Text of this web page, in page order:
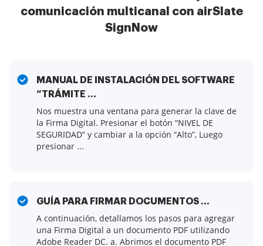
comunicación multicanal con airSlate
SignNow
MANUAL DE INSTALACIÓN DEL SOFTWARE
“TRÁMITE ...
Nos muestra una ventana para generar la clave de
la Firma Digital. Presionar el botón “NIVEL DE
SEGURIDAD” y cambiar a la opción “Alto”, Luego
presionar ...
GUÍA PARA FIRMAR DOCUMENTOS ...
A continuación, detallamos los pasos para agregar
una Firma Digital a un documento PDF utilizando
Adobe Reader DC. a. Abrimos el documento PDF